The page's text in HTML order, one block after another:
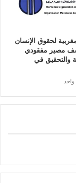
لحقوق الإنسان
مصير مفقودي
والتحقيق في